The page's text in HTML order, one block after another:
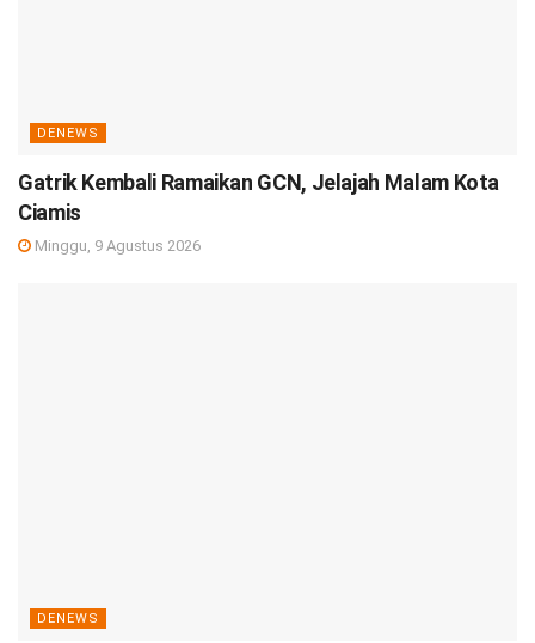
DENEWS
Gatrik Kembali Ramaikan GCN, Jelajah Malam Kota
Ciamis
Minggu, 9 Agustus 2026
DENEWS